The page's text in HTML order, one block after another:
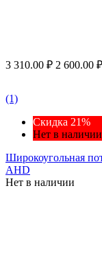
3 310.00 ₽ 2 600.00 ₽
(1)
Скидка 21%
Нет в наличии
Широкоугольная
AHD
Нет в наличии